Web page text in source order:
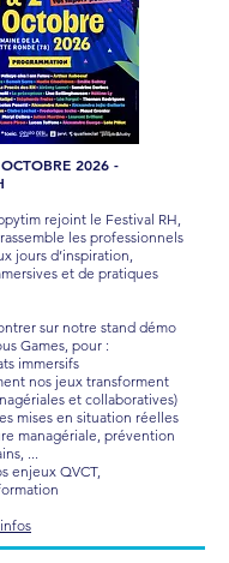
2026 -
rejoint le Festival RH,
les professionnels
jours d’inspiration,
et de pratiques
sur notre stand démo
Games, pour :
immersifs
nos jeux transforment
et collaboratives)
mises en situation réelles
managériale, prévention
...
enjeux QVCT,